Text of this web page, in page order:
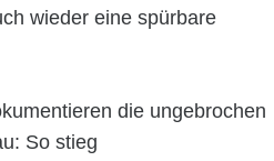
wieder eine spürbare
die ungebrochen
So stieg